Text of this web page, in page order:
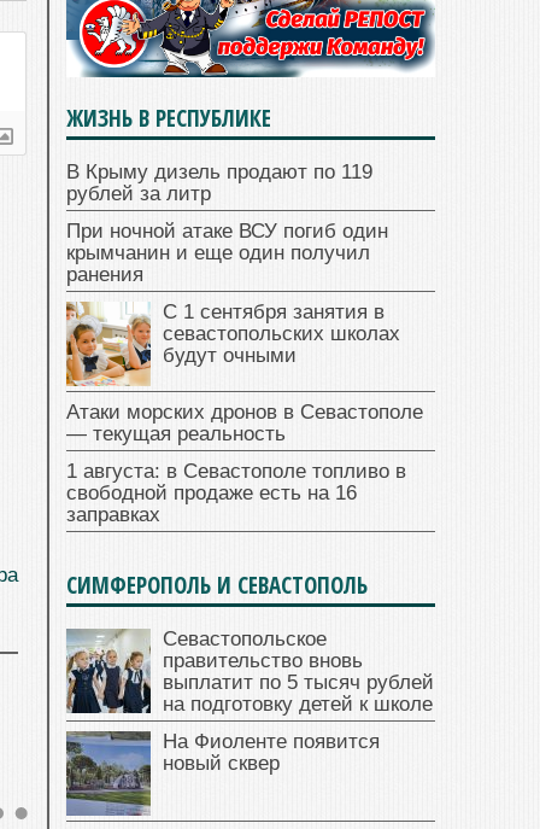
ЖИЗНЬ В РЕСПУБЛИКЕ
В Крыму дизель продают по 119
рублей за литр
При ночной атаке ВСУ погиб один
крымчанин и еще один получил
ранения
С 1 сентября занятия в
севастопольских школах
будут очными
Атаки морских дронов в Севастополе
— текущая реальность
1 августа: в Севастополе топливо в
свободной продаже есть на 16
заправках
СИМФЕРОПОЛЬ И СЕВАСТОПОЛЬ
Севастопольское
правительство вновь
выплатит по 5 тысяч рублей
на подготовку детей к школе
На Фиоленте появится
новый сквер